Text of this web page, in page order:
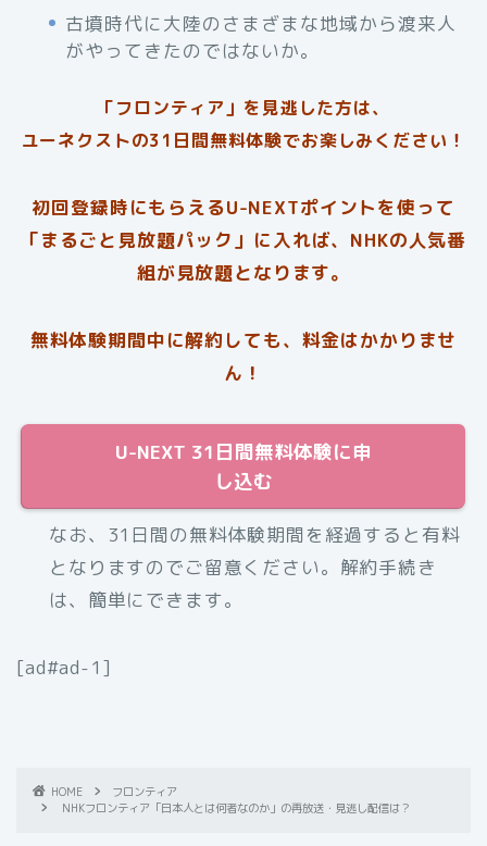
古墳時代に大陸のさまざまな地域から渡来人
がやってきたのではないか。
「フロンティア」を見逃した方は、
ユーネクストの31日間無料体験でお楽しみください！
初回登録時にもらえるU-NEXTポイントを使って
「まるごと見放題パック」に入れば、NHKの人気番
組が見放題となります。
無料体験期間中に解約しても、料金はかかりませ
ん！
U-NEXT 31日間無料体験に申
し込む
なお、31日間の無料体験期間を経過すると有料
となりますのでご留意ください。解約手続き
は、簡単にできます。
[ad#ad-1]
HOME
フロンティア
NHKフロンティア「日本人とは何者なのか」の再放送・見逃し配信は？